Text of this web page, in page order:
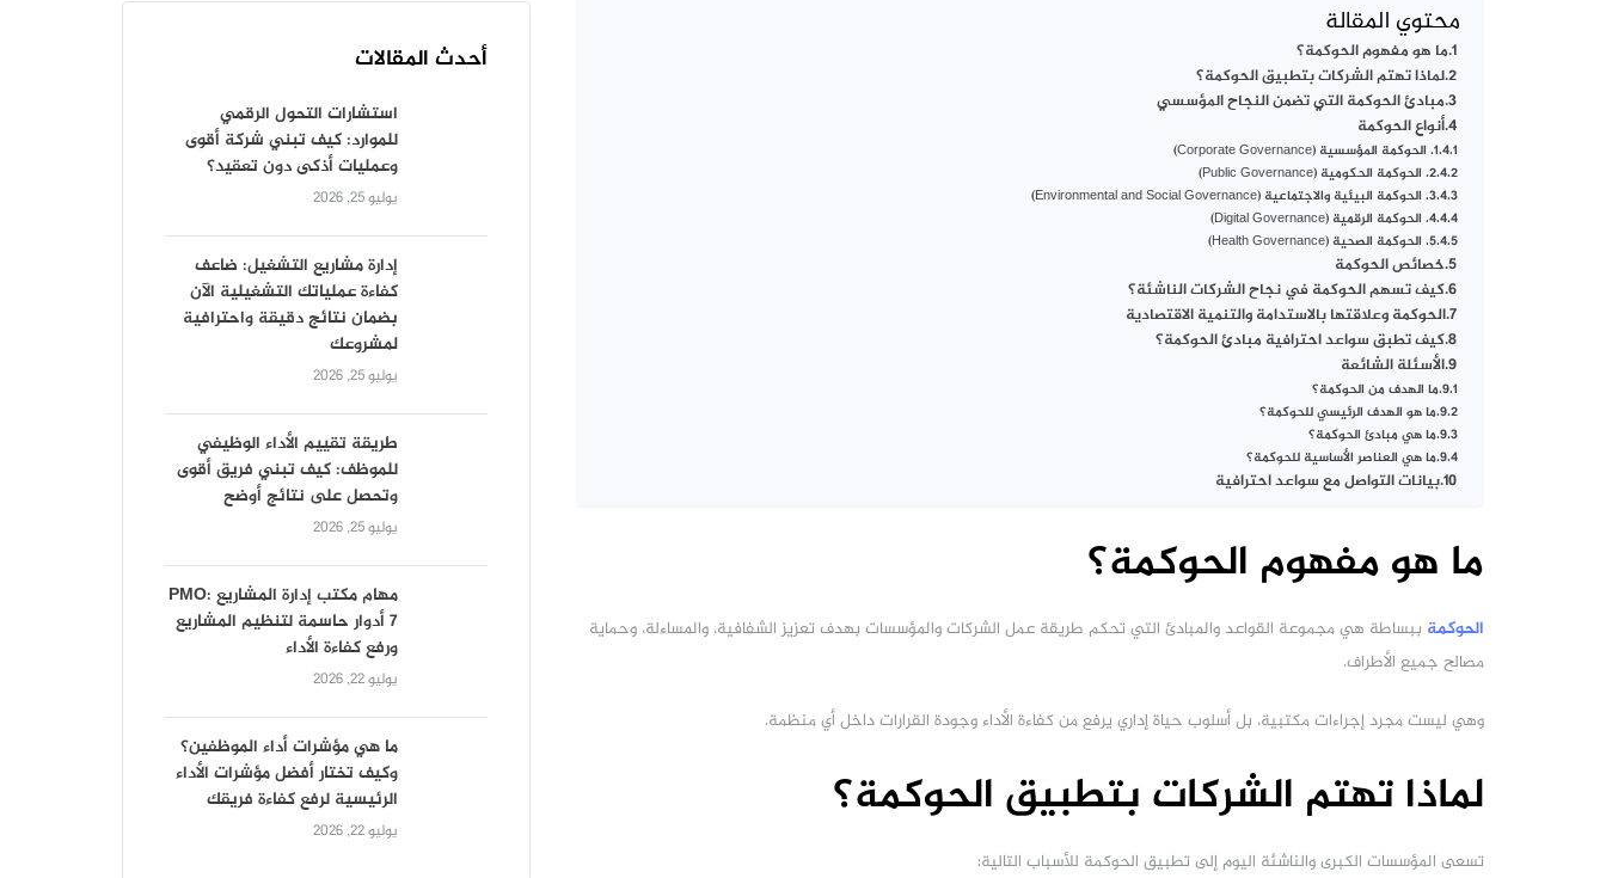
محتوي المقالة
ما هو مفهوم الحوكمة؟
لماذا تهتم الشركات بتطبيق الحوكمة؟
مبادئ الحوكمة التي تضمن النجاح المؤسسي
أنواع الحوكمة
1. الحوكمة المؤسسية (Corporate Governance)
2. الحوكمة الحكومية (Public Governance)
3. الحوكمة البيئية والاجتماعية (Environmental and Social Governance)
4. الحوكمة الرقمية (Digital Governance)
5. الحوكمة الصحية (Health Governance)
خصائص الحوكمة
كيف تسهم الحوكمة في نجاح الشركات الناشئة؟
الحوكمة وعلاقتها بالاستدامة والتنمية الاقتصادية
كيف تطبق سواعد احترافية مبادئ الحوكمة؟
الأسئلة الشائعة
ما الهدف من الحوكمة؟
ما هو الهدف الرئيسي للحوكمة؟
ما هي مبادئ الحوكمة؟
ما هي العناصر الأساسية للحوكمة؟
بيانات التواصل مع سواعد احترافية
ما هو مفهوم الحوكمة؟
الحوكمة ببساطة هي مجموعة القواعد والمبادئ التي تحكم طريقة عمل الشركات والمؤسسات بهدف تعزيز الشفافية، والمساءلة، وحماية
مصالح جميع الأطراف.
وهي ليست مجرد إجراءات مكتبية، بل أسلوب حياة إداري يرفع من كفاءة الأداء وجودة القرارات داخل أي منظمة.
لماذا تهتم الشركات بتطبيق الحوكمة؟
تسعى المؤسسات الكبرى والناشئة اليوم إلى تطبيق الحوكمة للأسباب التالية:
أحدث المقالات
استشارات التحول الرقمي
للموارد: كيف تبني شركة أقوى
وعمليات أذكى دون تعقيد؟
يوليو 25, 2026
إدارة مشاريع التشغيل: ضاعف
كفاءة عملياتك التشغيلية الآن
بضمان نتائج دقيقة واحترافية
لمشروعك
يوليو 25, 2026
طريقة تقييم الأداء الوظيفي
للموظف: كيف تبني فريق أقوى
وتحصل على نتائج أوضح
يوليو 25, 2026
مهام مكتب إدارة المشاريع PMO:
7 أدوار حاسمة لتنظيم المشاريع
ورفع كفاءة الأداء
يوليو 22, 2026
ما هي مؤشرات أداء الموظفين؟
وكيف تختار أفضل مؤشرات الأداء
الرئيسية لرفع كفاءة فريقك
يوليو 22, 2026